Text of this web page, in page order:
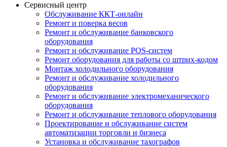
Сервисный центр
Обслуживание ККТ-онлайн
Ремонт и поверка весов
Ремонт и обслуживание банковского
оборудования
Ремонт и обслуживание POS-систем
Ремонт оборудования для работы со штрих-кодом
Монтаж холодильного оборудования
Ремонт и обслуживание холодильного
оборудования
Ремонт и обслуживание электромеханического
оборудования
Ремонт и обслуживание теплового оборудования
Проектирование и обслуживание систем
автоматизации торговли и бизнеса
Установка и обслуживание тахографов